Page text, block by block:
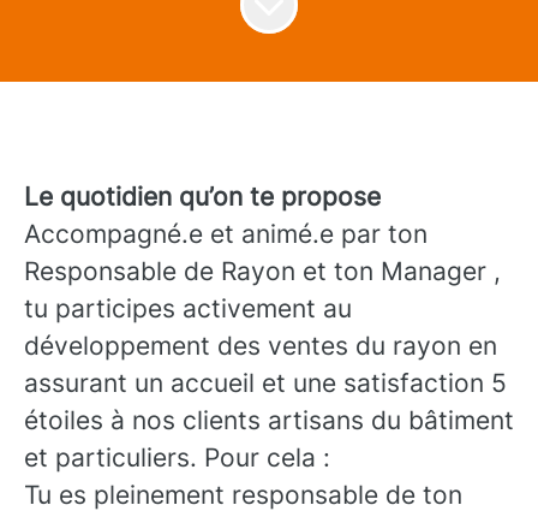
Le quotidien qu’on te propose
Accompagné.e et animé.e par ton
Responsable de Rayon et ton Manager ,
tu participes activement au
développement des ventes du rayon en
assurant un accueil et une satisfaction 5
étoiles à nos clients artisans du bâtiment
et particuliers. Pour cela :
Tu es pleinement responsable de ton